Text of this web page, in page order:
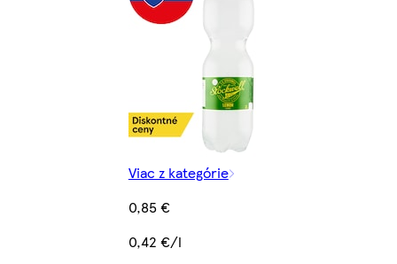
Viac z kategórie
0,85 €
0,42 €/l